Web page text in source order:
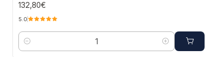
132,80€
5.0
Quantidade